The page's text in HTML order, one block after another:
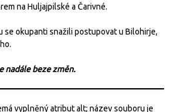
na Huljajpilské a Čarivné.
se okupanti snažili postupovat u Bilohirje,
nadále beze změn.